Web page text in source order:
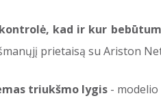
kad ir kur
prietaisą su Ariston
triukšmo lygis -